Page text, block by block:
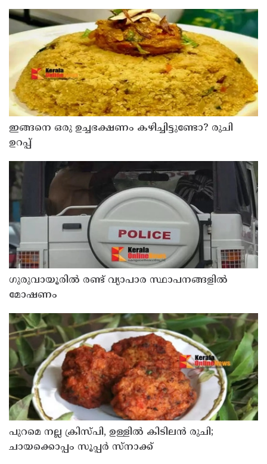
ഇങ്ങനെ ഒരു ഉച്ചഭക്ഷണം കഴിച്ചിട്ടുണ്ടോ? രുചി
ഉറപ്പ്
ഗുരുവായൂരിൽ രണ്ട് വ്യാപാര സ്ഥാപനങ്ങളിൽ
മോഷണം
പുറമെ നല്ല ക്രിസ്പി, ഉള്ളിൽ കിടിലൻ രുചി;
ചായക്കൊപ്പം സൂപ്പർ സ്നാക്ക്